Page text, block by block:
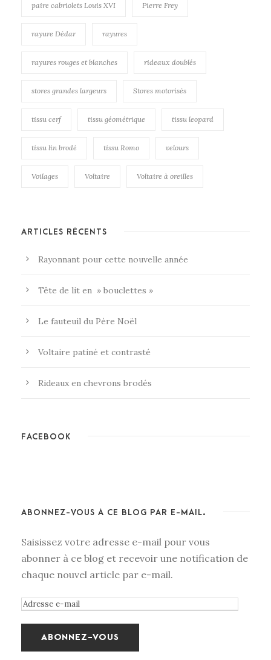
paire cabriolets Louis XVI Pierre Frey
rayure Dédar rayures
rayures rouges et blanches rideaux doublés
stores grandes largeurs Stores motorisés
tissu cerf tissu géométrique tissu leopard
tissu lin brodé tissu Romo velours
Voilages Voltaire Voltaire à oreilles
ARTICLES RÉCENTS
Rayonnant pour cette nouvelle année
Tête de lit en » bouclettes »
Le fauteuil du Père Noël
Voltaire patiné et contrasté
Rideaux en chevrons brodés
FACEBOOK
ABONNEZ-VOUS À CE BLOG PAR E-MAIL.
Saisissez votre adresse e-mail pour vous
abonner à ce blog et recevoir une notification de
chaque nouvel article par e-mail.
A
e